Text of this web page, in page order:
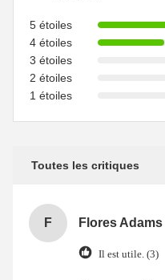
5 étoiles
4 étoiles
3 étoiles
2 étoiles
1 étoiles
Toutes les critiques
F Flores Adams
Il est utile. (3)